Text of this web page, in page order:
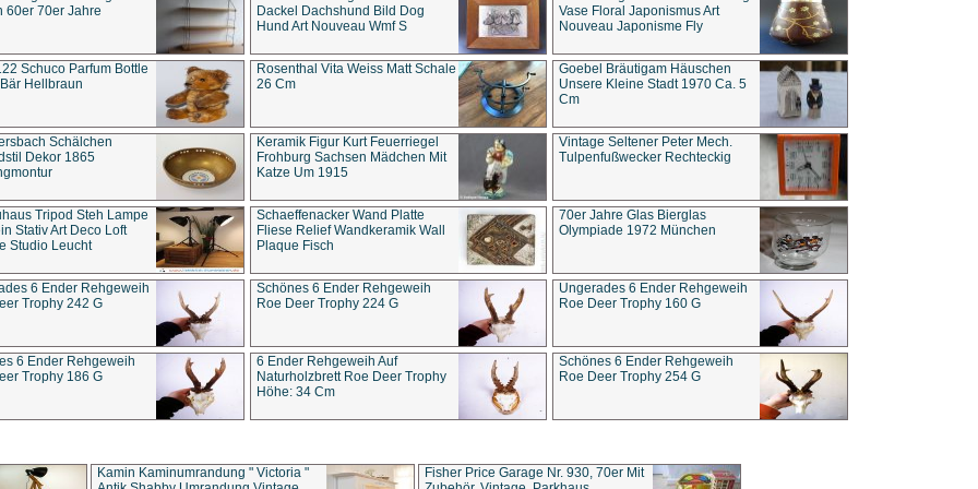
60er 70er Jahre
Dackel Dachshund Bild Dog
Hund Art Nouveau Wmf S
Vase Floral Japonismus Art
Nouveau Japonisme Fly
Schuco Parfum Bottle
Hellbraun
Rosenthal Vita Weiss Matt Schale
26 Cm
Goebel Bräutigam Häuschen
Unsere Kleine Stadt 1970 Ca. 5
Cm
Schälchen
Dekor 1865
Keramik Figur Kurt Feuerriegel
Frohburg Sachsen Mädchen Mit
Katze Um 1915
Vintage Seltener Peter Mech.
Tulpenfußwecker Rechteckig
Tripod Steh Lampe
Stativ Art Deco Loft
Studio Leucht
Schaeffenacker Wand Platte
Fliese Relief Wandkeramik Wall
Plaque Fisch
70er Jahre Glas Bierglas
Olympiade 1972 München
6 Ender Rehgeweih
Trophy 242 G
Schönes 6 Ender Rehgeweih
Roe Deer Trophy 224 G
Ungerades 6 Ender Rehgeweih
Roe Deer Trophy 160 G
6 Ender Rehgeweih
Trophy 186 G
6 Ender Rehgeweih Auf
Naturholzbrett Roe Deer Trophy
Höhe: 34 Cm
Schönes 6 Ender Rehgeweih
Roe Deer Trophy 254 G
Kamin Kaminumrandung " Victoria "
Fisher Price Garage Nr. 930, 70er Mit